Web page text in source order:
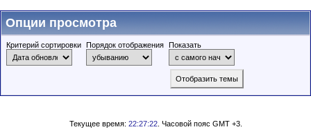
Опции просмотра
Критерий сортировки Порядок отображения Показать
Текущее время: 22:27:22. Часовой пояс GMT +3.